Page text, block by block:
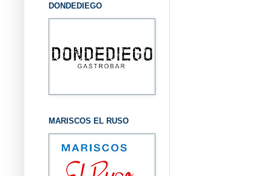
DONDEDIEGO
MARISCOS EL RUSO